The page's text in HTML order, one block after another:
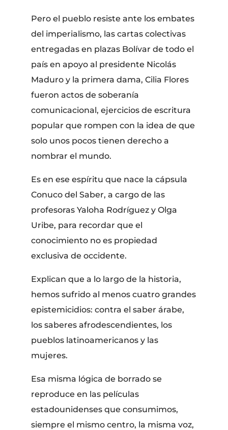
Pero el pueblo resiste ante los embates
del imperialismo, las cartas colectivas
entregadas en plazas Bolívar de todo el
país en apoyo al presidente Nicolás
Maduro y la primera dama, Cilia Flores
fueron actos de soberanía
comunicacional, ejercicios de escritura
popular que rompen con la idea de que
solo unos pocos tienen derecho a
nombrar el mundo.
Es en ese espíritu que nace la cápsula
Conuco del Saber, a cargo de las
profesoras Yaloha Rodríguez y Olga
Uribe, para recordar que el
conocimiento no es propiedad
exclusiva de occidente.
Explican que a lo largo de la historia,
hemos sufrido al menos cuatro grandes
epistemicidios: contra el saber árabe,
los saberes afrodescendientes, los
pueblos latinoamericanos y las
mujeres.
Esa misma lógica de borrado se
reproduce en las películas
estadounidenses que consumimos,
siempre el mismo centro, la misma voz,